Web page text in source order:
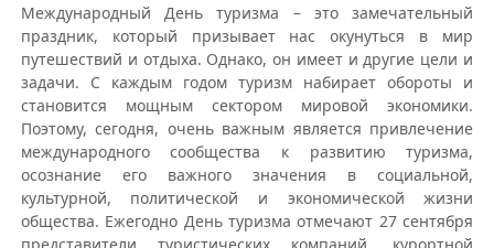
Международный День туризма – это замечательный
праздник, который призывает нас окунуться в мир
путешествий и отдыха. Однако, он имеет и другие цели и
задачи. С каждым годом туризм набирает обороты и
становится мощным сектором мировой экономики.
Поэтому, сегодня, очень важным является привлечение
международного сообщества к развитию туризма,
осознание его важного значения в социальной,
культурной, политической и экономической жизни
общества. Ежегодно День туризма отмечают 27 сентября
представители туристических компаний, курортной